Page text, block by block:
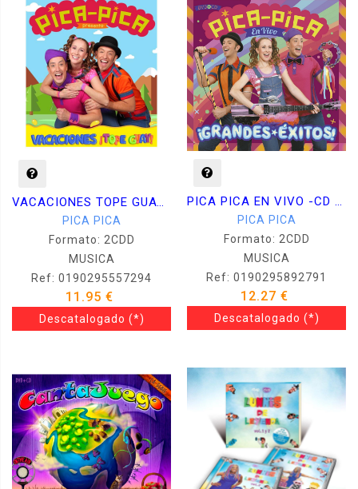
VACACIONES TOPE GUAY -CD + DVD-
PICA PICA
Formato: 2CDD
MUSICA
Ref: 0190295557294
11.95 €
Descatalogado (*)
PICA PICA EN VIVO -CD + DVD-
PICA PICA
Formato: 2CDD
MUSICA
Ref: 0190295892791
12.27 €
Descatalogado (*)